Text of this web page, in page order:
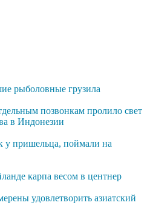
рыболовные грузила
позвонкам пролило свет
в Индонезии
у пришельца, поймали на
карпа весом в центнер
удовлетворить азиатский